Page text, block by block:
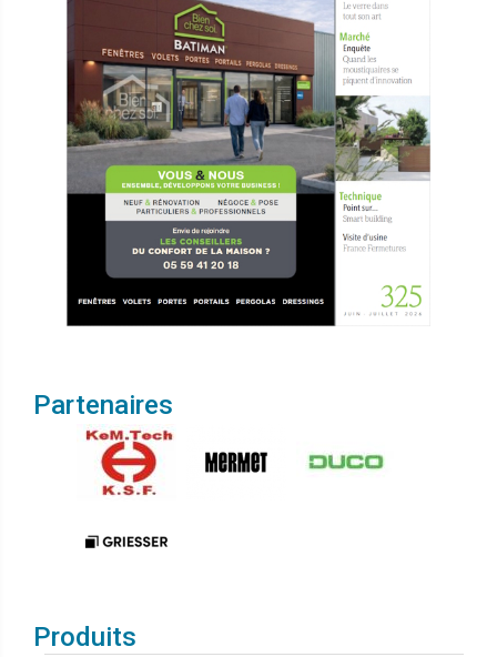
Partenaires
Produits